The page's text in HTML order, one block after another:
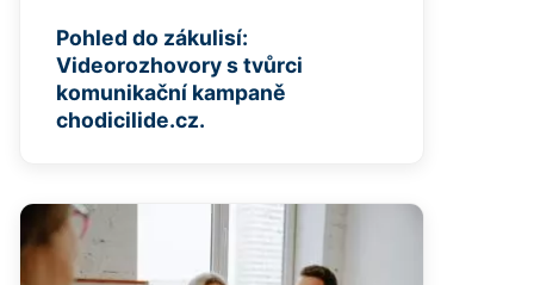
Pohled do zákulisí:
Videorozhovory s tvůrci
komunikační kampaně
chodicilide.cz.